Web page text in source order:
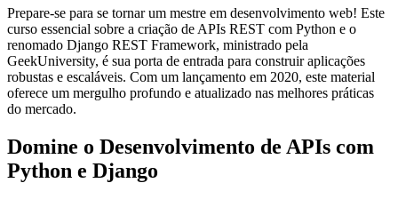
Prepare-se para se tornar um mestre em desenvolvimento web! Este
curso essencial sobre a criação de APIs REST com Python e o
renomado Django REST Framework, ministrado pela
GeekUniversity, é sua porta de entrada para construir aplicações
robustas e escaláveis. Com um lançamento em 2020, este material
oferece um mergulho profundo e atualizado nas melhores práticas
do mercado.
Domine o Desenvolvimento de APIs com
Python e Django